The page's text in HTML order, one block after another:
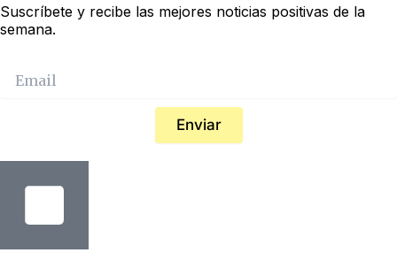
Suscríbete y recibe las mejores noticias positivas de la
semana.
Enviar